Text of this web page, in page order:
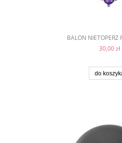
BALON NIETOPERZ
30,00 zł
do